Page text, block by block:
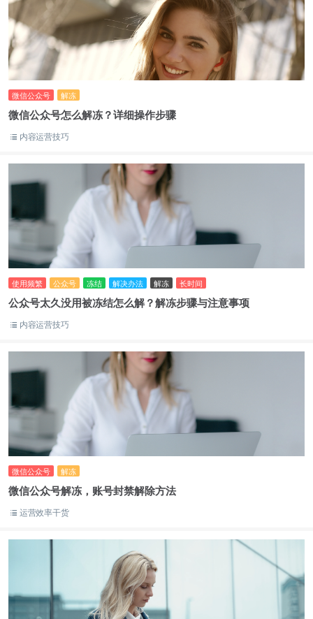
微信公众号 解冻
微信公众号怎么解冻？详细操作步骤
内容运营技巧
使用频繁 公众号 冻结 解决办法 解冻 长时间
公众号太久没用被冻结怎么解？解冻步骤与注意事项
内容运营技巧
微信公众号 解冻
微信公众号解冻，账号封禁解除方法
运营效率干货